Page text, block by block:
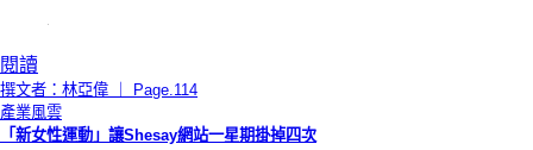
閱讀
撰文者：林亞偉 ｜ Page.114
產業風雲
「新女性運動」讓Shesay網站一星期掛掉四次